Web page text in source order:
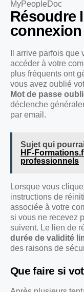
MyPeopleDoc
Résoudre
Il arrive parfois
accéder à votre
plus fréquents ont
vous avez oublié
Mot de passe
déclenche
par email.
Sujet qui
HF-
professionnels
Lorsque vous
instructions de
associée à votre
si vous ne recevez
suivent. Le lien de
durée de validité
des raisons de
Que faire si